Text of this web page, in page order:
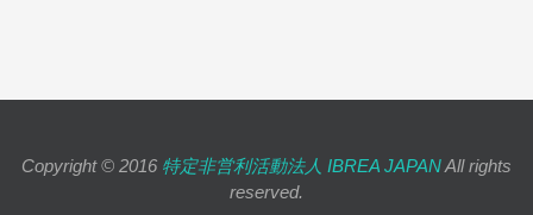
Copyright © 2016 特定非営利活動法人 IBREA JAPANAll rights
reserved.